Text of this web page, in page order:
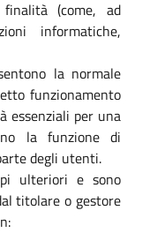
(come, ad
informatiche,
la normale
funzionamento
essenziali per una
la funzione di
degli utenti.
ulteriori e sono
titolare o gestore